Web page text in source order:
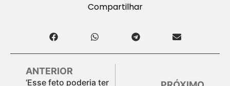
Compartilhar
ANTERIOR
‘Esse feto poderia ter